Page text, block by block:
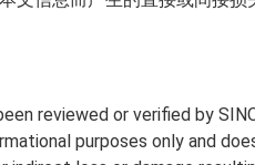
reviewed or verified by
purposes only and